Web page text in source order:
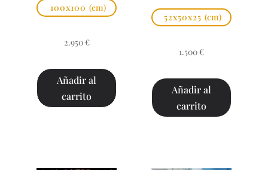
100x100 (cm)
2.950 €
Añadir al
carrito
52x50x25 (cm)
1.500 €
Añadir al
carrito